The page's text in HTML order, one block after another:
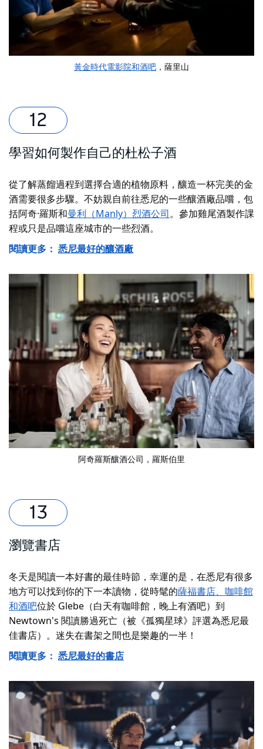
黃金時代電影院和酒吧 ，薩里山
學習如何製作自己的杜松子酒
從了解蒸餾過程到選擇合適的植物原料，釀造一杯完美的金
酒需要很多步驟。不妨親自前往悉尼的一些釀酒廠品嚐，包
括阿奇·羅斯和曼利（Manly）烈酒公司。參加雞尾酒製作課
程或只是品嚐這座城市的一些烈酒。
閱讀更多： 悉尼最好的釀酒廠
阿奇羅斯釀酒公司 ，羅斯伯里
瀏覽書店
冬天是閱讀一本好書的最佳時節，幸運的是，在悉尼有很多
地方可以找到你的下一本讀物，從時髦的薩福書店、咖啡館
和酒吧位於 Glebe（白天有咖啡館，晚上有酒吧）到
Newtown's 閱讀勝過死亡 （被《孤獨星球》評選為悉尼最
佳書店）。迷失在書架之間也是樂趣的一半！
閱讀更多： 悉尼最好的書店